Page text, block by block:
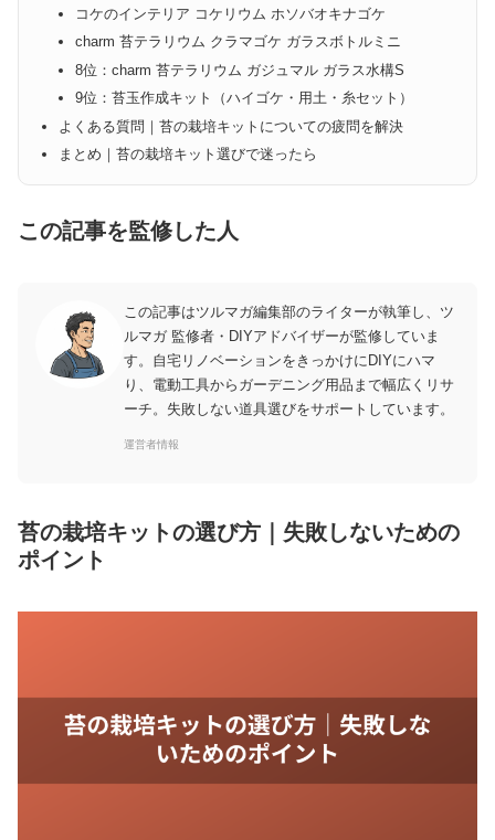
コケのインテリア コケリウム ホソバオキナゴケ
charm 苔テラリウム クラマゴケ ガラスボトルミニ
8位：charm 苔テラリウム ガジュマル ガラス水構S
9位：苔玉作成キット（ハイゴケ・用土・糸セット）
よくある質問｜苔の栽培キットについての疲問を解決
まとめ｜苔の栽培キット選びで迷ったら
この記事を監修した人
この記事はツルマガ編集部のライターが執筆し、ツ
ルマガ 監修者・DIYアドバイザーが監修していま
す。自宅リノベーションをきっかけにDIYにハマ
り、電動工具からガーデニング用品まで幅広くリサ
ーチ。失敗しない道具選びをサポートしています。
運営者情報
苔の栽培キットの選び方｜失敗しないための
ポイント